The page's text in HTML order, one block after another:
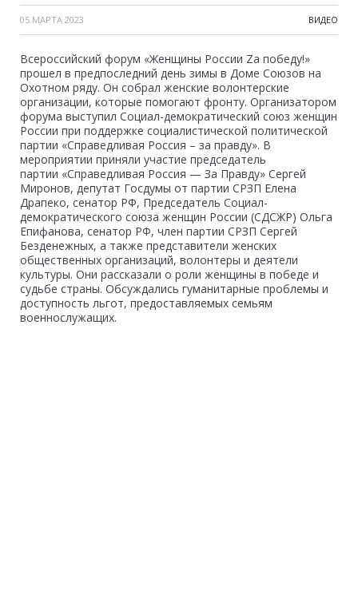
05 МАРТА 2023 ВИДЕО
Всероссийский форум «Женщины России Zа победу!»
прошел в предпоследний день зимы в Доме Союзов на
Охотном ряду. Он собрал женские волонтерские
организации, которые помогают фронту. Организатором
форума выступил Социал-демократический союз женщин
России при поддержке социалистической политической
партии «Справедливая Россия – за правду». В
мероприятии приняли участие председатель
партии «Справедливая Россия — За Правду» Сергей
Миронов, депутат Госдумы от партии СРЗП Елена
Драпеко, сенатор РФ, Председатель Социал-
демократического союза женщин России (СДСЖР) Ольга
Епифанова, сенатор РФ, член партии СРЗП Сергей
Безденежных, а также представители женских
общественных организаций, волонтеры и деятели
культуры. Они рассказали о роли женщины в победе и
судьбе страны. Обсуждались гуманитарные проблемы и
доступность льгот, предоставляемых семьям
военнослужащих.